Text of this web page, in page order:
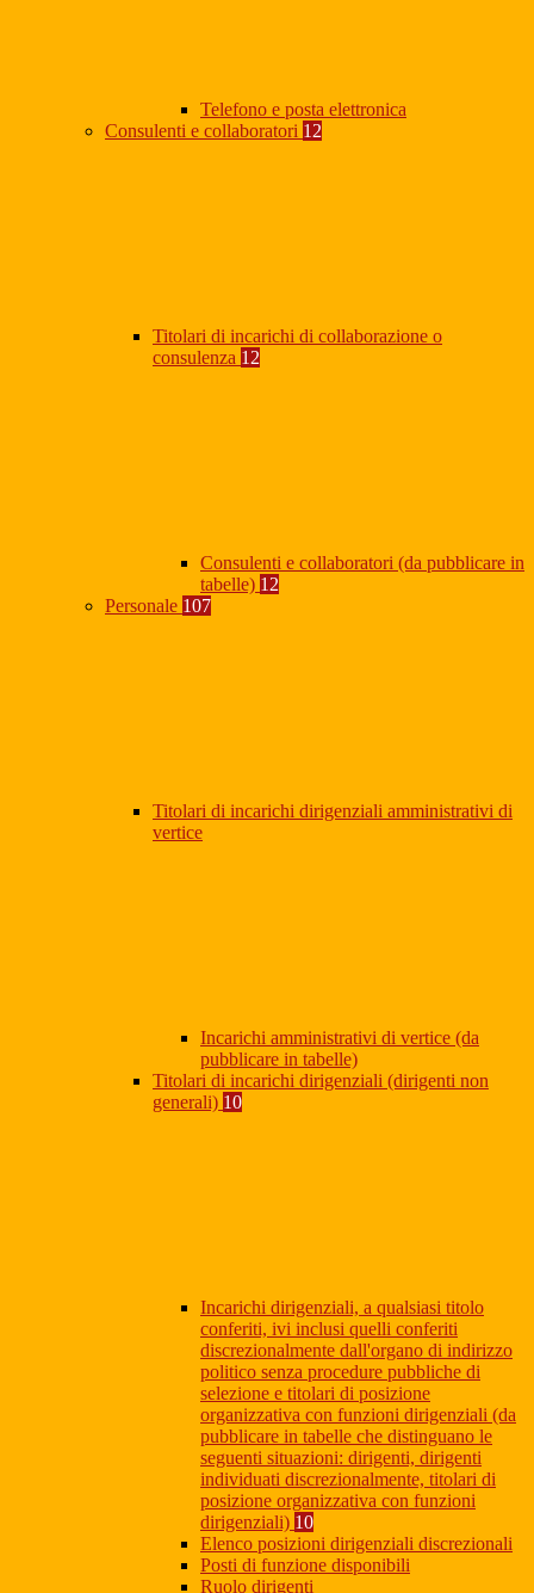
Telefono e posta elettronica
Consulenti e collaboratori 12
Titolari di incarichi di collaborazione o
consulenza 12
Consulenti e collaboratori (da pubblicare in
tabelle) 12
Personale 107
Titolari di incarichi dirigenziali amministrativi di
vertice
Incarichi amministrativi di vertice (da
pubblicare in tabelle)
Titolari di incarichi dirigenziali (dirigenti non
generali) 10
Incarichi dirigenziali, a qualsiasi titolo
conferiti, ivi inclusi quelli conferiti
discrezionalmente dall'organo di indirizzo
politico senza procedure pubbliche di
selezione e titolari di posizione
organizzativa con funzioni dirigenziali (da
pubblicare in tabelle che distinguano le
seguenti situazioni: dirigenti, dirigenti
individuati discrezionalmente, titolari di
posizione organizzativa con funzioni
dirigenziali) 10
Elenco posizioni dirigenziali discrezionali
Posti di funzione disponibili
Ruolo dirigenti